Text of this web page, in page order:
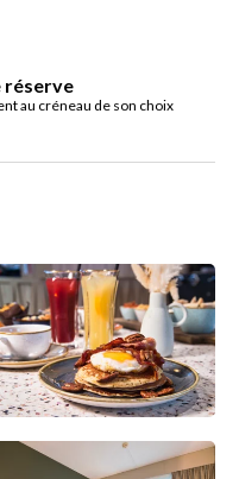
réserve
au créneau de son choix